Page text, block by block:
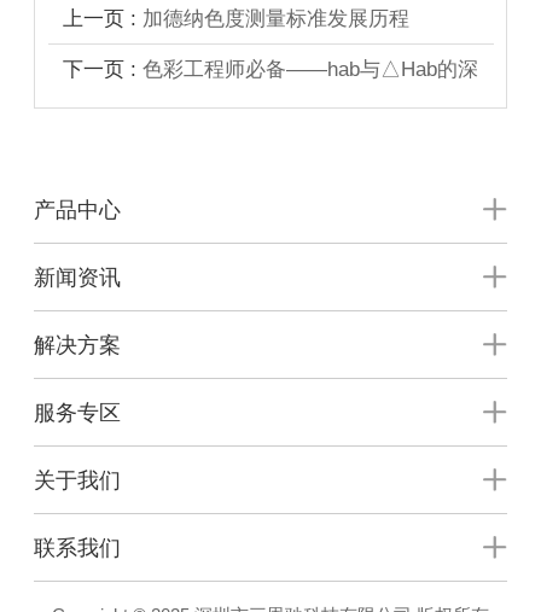
上一页 : 加德纳色度测量标准发展历程
下一页 :色彩工程师必备——hab与△Hab的深
产品中心
新闻资讯
解决方案
服务专区
关于我们
联系我们